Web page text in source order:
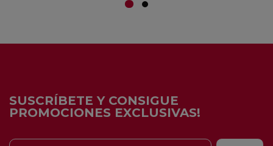
SUSCRÍBETE Y CONSIGUE
PROMOCIONES EXCLUSIVAS!